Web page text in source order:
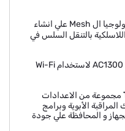
عمل راوتر TP-Link اللاسلكي بتكنولوجيا ال Mesh علي انشاء
بالتنقل السلس في
شبكة Wi-Fi سريعة وموثوقة بسعة AC1300 لاستخدام Wi-Fi
مجموعة من الاعدادات
الأبوية وبرامج
و المحافظة علي جودة